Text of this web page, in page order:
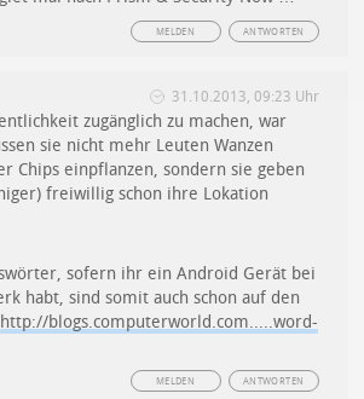
ANTWORTEN
MELDEN
31.10.2013, 09:23 Uhr
zugänglich zu machen, war
sie nicht mehr Leuten Wanzen
Chips einpflanzen, sondern sie geben
freiwillig schon ihre Lokation
sofern ihr ein Android Gerät bei
habt, sind somit auch schon auf den
http://blogs.computerworld.com.....word-
ANTWORTEN
MELDEN